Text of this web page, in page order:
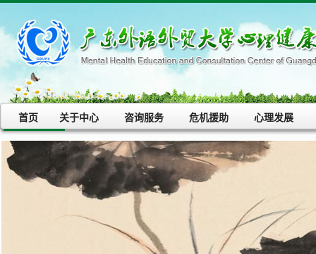
首页 关于中心 咨询服务 危机援助 心理发展